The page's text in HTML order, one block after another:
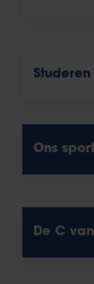
Studeren
Ons
De C